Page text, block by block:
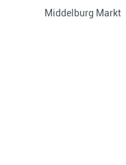
Middelburg Markt